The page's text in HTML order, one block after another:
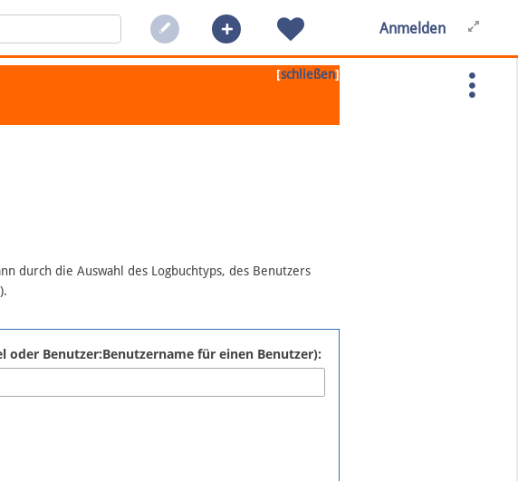
Anmelden
[schließen]
durch die Auswahl des Logbuchtyps, des Benutzers
oder Benutzer:Benutzername für einen Benutzer):